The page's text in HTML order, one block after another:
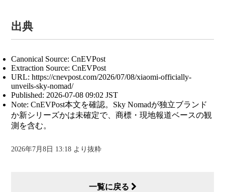
出典
Canonical Source: CnEVPost
Extraction Source: CnEVPost
URL: https://cnevpost.com/2026/07/08/xiaomi-officially-
unveils-sky-nomad/
Published: 2026-07-08 09:02 JST
Note: CnEVPost本文を確認。Sky Nomadが独立ブランド
か新シリーズかは未確定で、商標・現地報道ベースの観
測を含む。
2026年7月8日 13:18 より抜粋
一覧に戻る